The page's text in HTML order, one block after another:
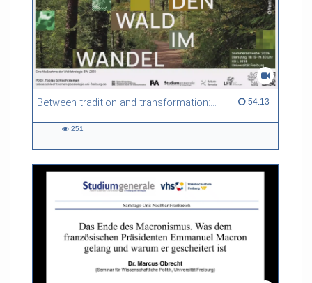
Between tradition and transformation: how owners, advisers and institutions co-create knowledge for resilient forests in Europe 54:13
54:13 duration
251